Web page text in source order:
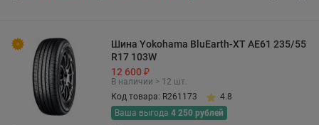
Шина Yokohama BluEarth-XT AE61 235/55
R17 103W
12 600 ₽
В наличии > 12 шт.
Код товара: R261173
4.8
Ваша выгода 4 250 рублей